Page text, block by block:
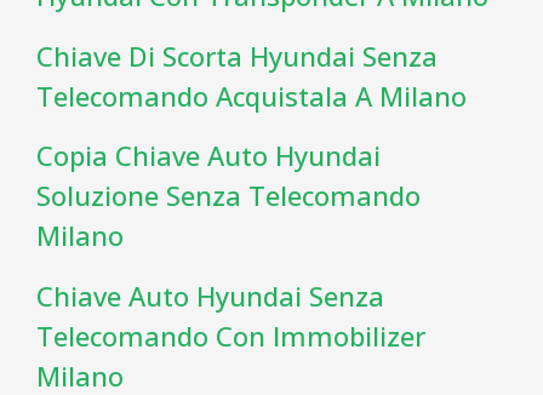
Chiave Di Scorta Hyundai Senza
Telecomando Acquistala A Milano
Copia Chiave Auto Hyundai
Soluzione Senza Telecomando
Milano
Chiave Auto Hyundai Senza
Telecomando Con Immobilizer
Milano